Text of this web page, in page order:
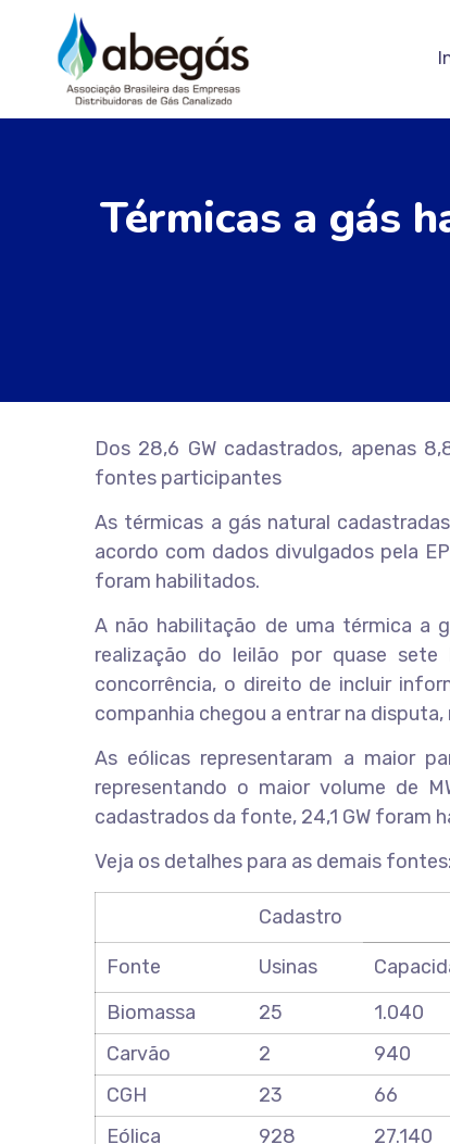
Térmicas a gás
Dos 28,6 GW cadastrados, apenas
fontes participantes
As térmicas a gás natural
acordo com dados divulgados pela
foram habilitados.
A não habilitação de uma térmica a
realização do leilão por quase
concorrência, o direito de incluir
companhia chegou a entrar na
As eólicas representaram a maior
representando o maior volume de
cadastrados da fonte, 24,1 GW foram
Veja os detalhes para as demais fontes:
Cadastro
Fonte Usinas
Biomassa
25 1.040
Carvão
2 940
CGH
23 66
Eólica
928 27.140